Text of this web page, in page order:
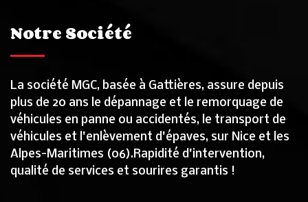
Notre Société
La société MGC, basée à Gattières, assure depuis
plus de 20 ans le dépannage et le remorquage de
véhicules en panne ou accidentés, le transport de
véhicules et l'enlèvement d'épaves, sur Nice et les
Alpes-Maritimes (06).Rapidité d'intervention,
qualité de services et sourires garantis !